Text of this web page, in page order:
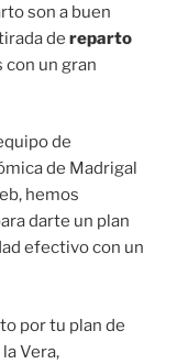
son a buen
de reparto
con un gran
de
de Madrigal
hemos
darte un plan
efectivo con un
por tu plan de
Vera,